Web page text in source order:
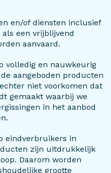
en/of diensten inclusief
een vrijblijvend
aanvaard.
volledig en nauwkeurig
aangeboden producten
niet voorkomen dat
gemaakt waarbij we
in het aanbod
eindverbruikers in
zijn uitdrukkelijk
Daarom worden
grootte